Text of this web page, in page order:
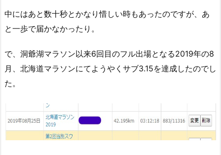
中にはあと数十秒とかなり惜しい時もあったのですが、あ
と一歩で届かなかったり。
で、洞爺湖マラソン以来6回目のフル出場となる2019年の8
月、北海道マラソンにてようやくサブ3.15を達成したのでし
た。